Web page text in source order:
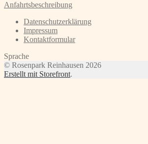
Anfahrtsbeschreibung
Datenschutzerklärung
Impressum
Kontaktformular
Sprache
© Rosenpark Reinhausen 2026
Erstellt mit Storefront.